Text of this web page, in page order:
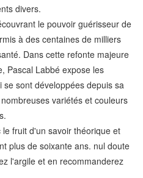
divers.
le pouvoir guérisseur de
à des centaines de milliers
Dans cette refonte majeure
Pascal Labbé expose les
sont développées depuis sa
variétés et couleurs
fruit d'un savoir théorique et
plus de soixante ans. nul doute
l'argile et en recommanderez